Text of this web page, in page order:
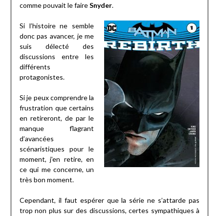
comme pouvait le faireSnyder.
Si l’histoire ne semble
donc pas avancer, je me
suis délecté des
discussions entre les
différents
protagonistes.
Si je peux comprendre la
frustration que certains
en retireront, de par le
manque flagrant
d’avancées
scénaristiques pour le
moment, j’en retire, en
ce qui me concerne, un
très bon moment.
Cependant, il faut espérer que la série ne s’attarde pas
trop non plus sur des discussions, certes sympathiques à